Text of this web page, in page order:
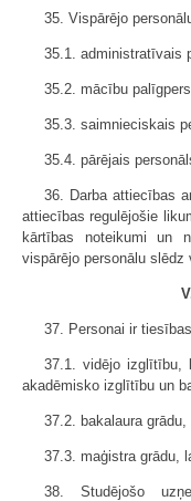
35. Vispārējo
35.1. administratīvais
35.2. mācību
35.3. saimnieciskais
35.4. pārējais
36. Darba attiecības
attiecības regulējošie
kārtības noteikumi un
vispārējo personālu slēdz
37. Personai ir
37.1. vidējo izglītību,
akadēmisko izglītību un
37.2. bakalaura
37.3. maģistra grādu,
38. Studējošo